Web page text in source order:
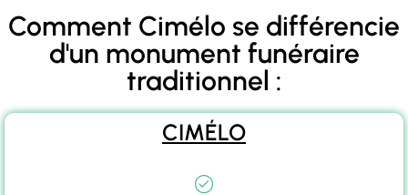
Comment Cimélo se différencie
d'un monument funéraire
traditionnel :
CIMÉLO